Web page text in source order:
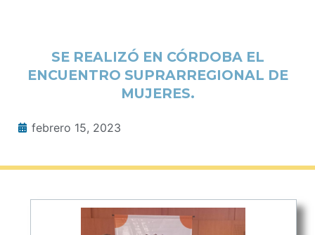
SE REALIZÓ EN CÓRDOBA EL
ENCUENTRO SUPRARREGIONAL DE
MUJERES.
febrero 15, 2023